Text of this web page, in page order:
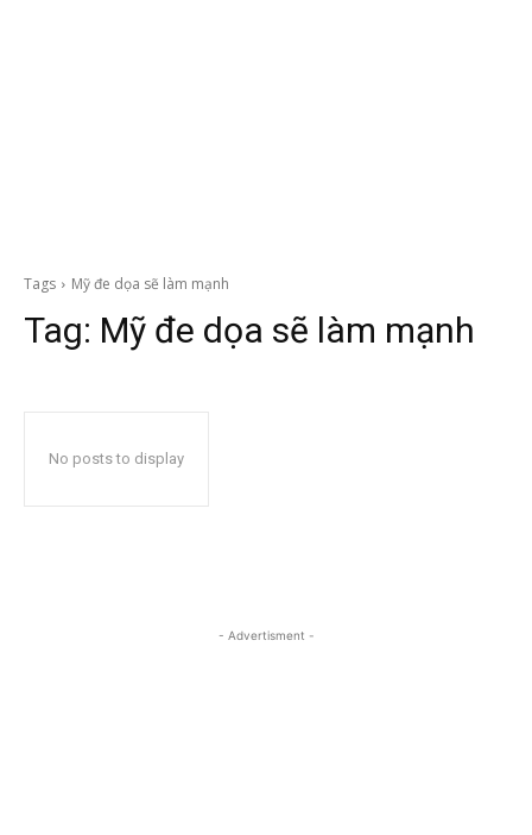
Tags Mỹ đe dọa sẽ làm mạnh
Tag: Mỹ đe dọa sẽ làm mạnh
No posts to display
- Advertisment -